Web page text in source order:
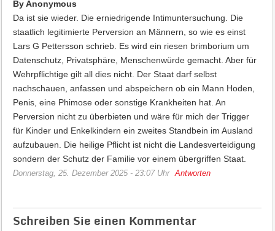
By Anonymous
Da ist sie wieder. Die erniedrigende Intimuntersuchung. Die
staatlich legitimierte Perversion an Männern, so wie es einst
Lars G Pettersson schrieb. Es wird ein riesen brimborium um
Datenschutz, Privatsphäre, Menschenwürde gemacht. Aber für
Wehrpflichtige gilt all dies nicht. Der Staat darf selbst
nachschauen, anfassen und abspeichern ob ein Mann Hoden,
Penis, eine Phimose oder sonstige Krankheiten hat. An
Perversion nicht zu überbieten und wäre für mich der Trigger
für Kinder und Enkelkindern ein zweites Standbein im Ausland
aufzubauen. Die heilige Pflicht ist nicht die Landesverteidigung
sondern der Schutz der Familie vor einem übergriffen Staat.
Donnerstag, 25. Dezember 2025 - 23:07 Uhr Antworten
Schreiben Sie einen Kommentar